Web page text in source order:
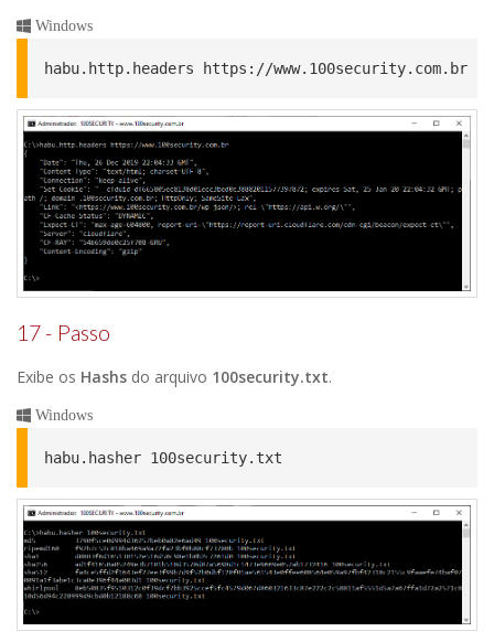
Windows
habu.http.headers https://www.100security.com.br
17 - Passo
Exibe os Hashs do arquivo 100security.txt.
Windows
habu.hasher 100security.txt